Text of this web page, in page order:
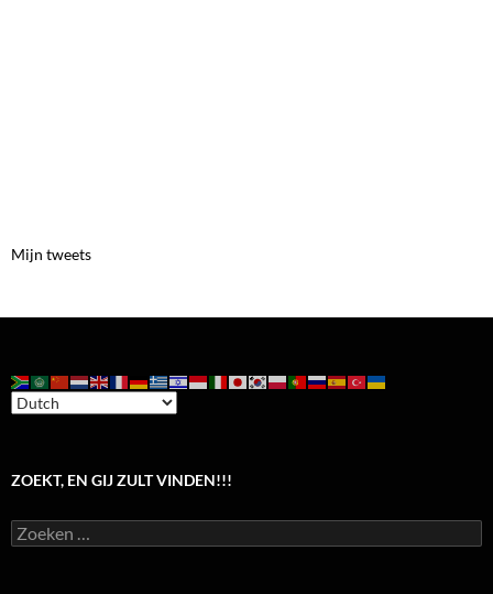
Mijn tweets
ZOEKT, EN GIJ ZULT VINDEN!!!
Zoeken
naar: